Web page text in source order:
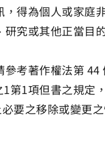
得為個人或家庭
究或其他正當目
考著作權法第 44
第1項但書之規定
要之移除或變更